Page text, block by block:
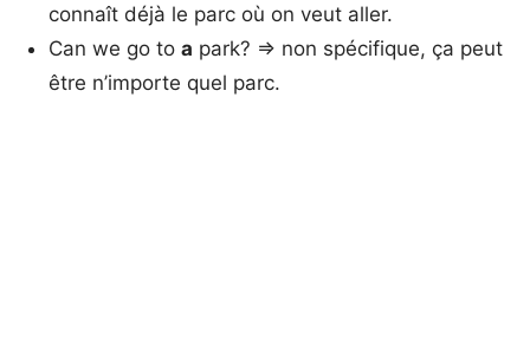
connaît déjà le parc où on veut aller.
Can we go toa park? => non spécifique, ça peut
être n’importe quel parc.